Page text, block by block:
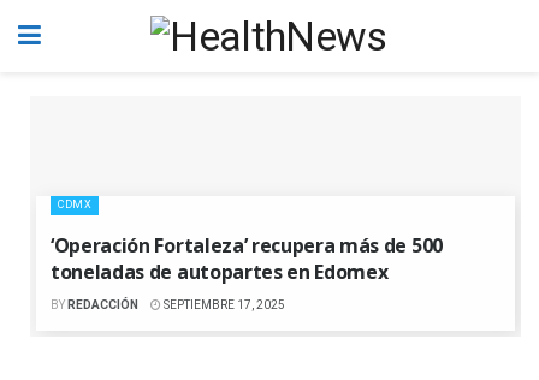
CDMX
‘Operación Fortaleza’ recupera más de 500
toneladas de autopartes en Edomex
BY REDACCIÓN SEPTIEMBRE 17, 2025